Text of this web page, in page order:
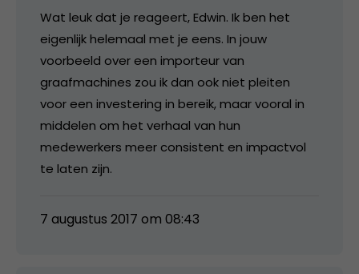
Wat leuk dat je reageert, Edwin. Ik ben het
eigenlijk helemaal met je eens. In jouw
voorbeeld over een importeur van
graafmachines zou ik dan ook niet pleiten
voor een investering in bereik, maar vooral in
middelen om het verhaal van hun
medewerkers meer consistent en impactvol
te laten zijn.
7 augustus 2017 om 08:43